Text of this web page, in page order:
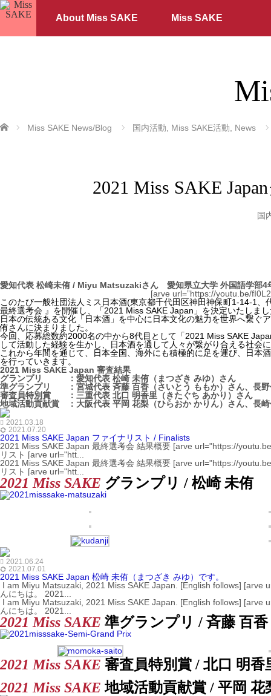
About Miss SAKE Miss SAKE
ホーム Miss SAKE News/Blog 国内活動 Miss SAKE活動 News
2021 Miss SAKE
国
愛知代表 松崎未侑 / Miyu Matsuzakiさん 愛知県立大学 外国語学部4
[arve url=”https://youtu.be/
このたび一般社団法人ミス日本酒(東京都千代田区神田神保町1-14-1
最終選考会 』を開催し、「2021 Miss SAKE Japan」を決定いたしま
日本の伝統ある文化「日本酒」を中心に日本文化の魅力を世界へ繋
侑さんに決まりました。
今回、応募総数約2000名の中から8代目として「2021 Miss SAKE
して活動した経験を生かし、日本酒を通して人々が繋がり合える社会
これから年間を通じて、日本全国、海外にも積極的に足を運び、日
を行っていきます。
2021 Miss SAKE Japan 審査結果
グランプリ ：愛知代表 松崎 未侑 （まつざき みゆ）さん
準グランプリ ：宮城代表 斉藤 百香 （さいとう ももか）さん、長
審査員特別賞 ：三重代表 北口 明香里 （きたぐち あかり）さん
地域活動貢献賞 ：大阪代表 平岡 花梨 （ひらおか かりん）さん、長
2021.03.18
2021.07.20
2021 Miss SAKE Japan ファイナリスト / Finalists
2021 Miss SAKE Japan 最終選考会 結果概要 [arve url="https://youtu.be/fI0L2IxEzcY"
リスト [arve url="htt...
2021 Miss SAKE Japan 最終選考会 結果概要 [arve url="https://youtu.be/fI0L2IxEzcY"
リスト [arve url="htt...
2021 Miss SAKE グランプリ / 松崎 未侑
2021.06.24
2021.07.01
2021 Miss SAKE Japan 松崎 未侑（まつざき みゆ）です。
I am Miyu Matsuzaki, 2021 Miss SAKE Japan. [English follows] [arve url="https://youtu.be/EjxO6Lhd4jw" loop="no" muted="no" /] 皆さま、こ
んにちは。 2021...
I am Miyu Matsuzaki, 2021 Miss SAKE Japan. [English follows] [arve url="https://youtu.be/EjxO6Lhd4jw" loop="no" muted="no" /] 皆さま、こ
んにちは。 2021...
2021 Miss SAKE 準グランプリ / 斉藤 百
2021 Miss SAKE 審査員特別賞 / 北口 明香
2021 Miss SAKE 地域活動貢献賞 / 平岡 花